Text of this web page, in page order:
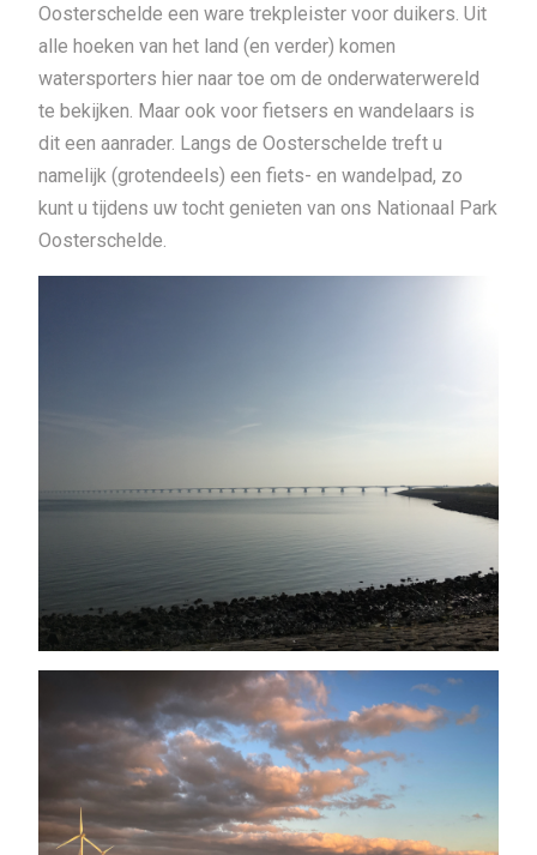
Oosterschelde een ware trekpleister voor duikers. Uit
alle hoeken van het land (en verder) komen
watersporters hier naar toe om de onderwaterwereld
te bekijken. Maar ook voor fietsers en wandelaars is
dit een aanrader. Langs de Oosterschelde treft u
namelijk (grotendeels) een fiets- en wandelpad, zo
kunt u tijdens uw tocht genieten van ons Nationaal Park
Oosterschelde.